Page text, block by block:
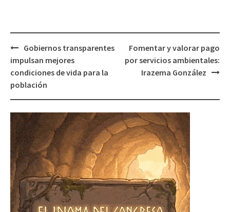
Post
navigation
Gobiernos transparentes
impulsan mejores
condiciones de vida para la
población
Fomentar y valorar pago
por servicios ambientales:
Irazema González